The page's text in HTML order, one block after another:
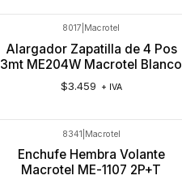
8017 Macrotel
Alargador Zapatilla de 4 Pos
3mt ME204W Macrotel Blanco
$3.459 + IVA
8341 Macrotel
Enchufe Hembra Volante
Macrotel ME-1107 2P+T